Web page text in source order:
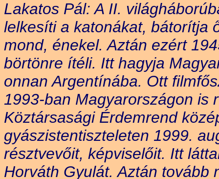
Lakatos Pál: A II.
lelkesíti a katonákat, bátorítja
mond, énekel. Aztán ezért
börtönre ítéli. Itt hagyja
onnan Argentínába. Ott
1993-ban Magyarországon is
Köztársasági Érdemrend
gyászistentiszteleten 1999.
résztvevőit, képviselőit. Itt
Horváth Gyulát. Aztán tovább